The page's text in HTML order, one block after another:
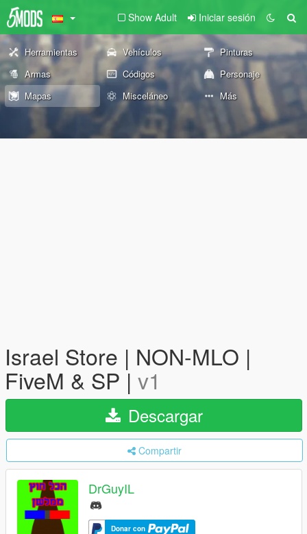
Show Adult Iniciar sesión
Herramientas Vehículos
Pinturas
Armas
Códigos
Personaje
Mapas
Misceláneo Más
Israel Store | NON-MLO |
FiveM & SP | v1
Descargar
Compartir
DrGuyIL
Donar con